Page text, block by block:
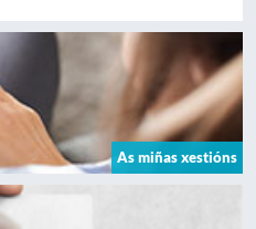
As miñas xestións